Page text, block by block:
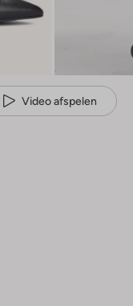
Video afspelen